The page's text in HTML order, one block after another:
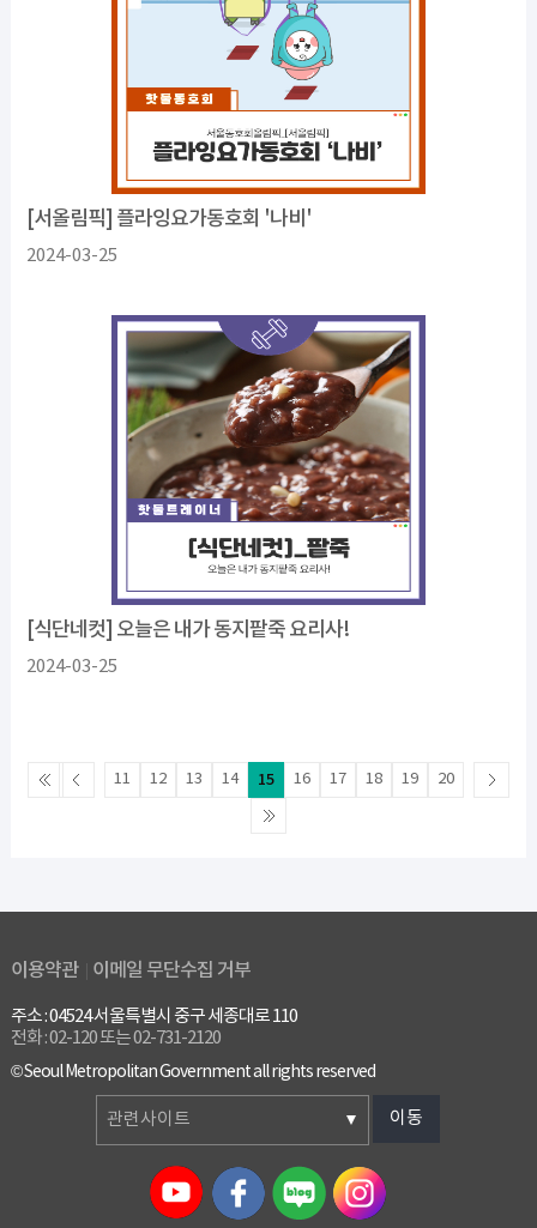
[서올림픽] 플라잉요가동호회 '나비'
2024-03-25
[식단네컷] 오늘은 내가 동지팥죽 요리사!
2024-03-25
11 12 13 14 15 16 17 18 19 20
이용약관 이메일 무단수집 거부
주소 : 04524 서울특별시 중구 세종대로 110
전화 : 02-120 또는 02-731-2120
© Seoul Metropolitan Government all rights reserved
관련사이트 이동